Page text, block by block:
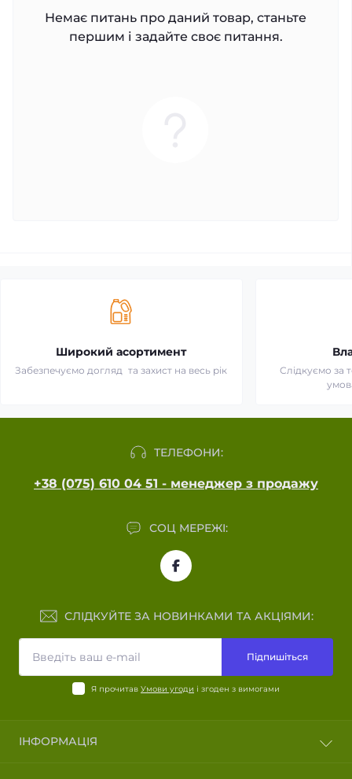
Немає питань про даний товар, станьте
першим і задайте своє питання.
Широкий асортимент
Забезпечуємо догляд та захист на весь рік
Слідкуємо за
ТЕЛЕФОНИ:
+38 (075) 610 04 51 - менеджер з продажу
СОЦ МЕРЕЖІ:
СЛІДКУЙТЕ ЗА НОВИНКАМИ ТА АКЦІЯМИ:
Підпишіться
Я прочитав Умови угоди і згоден з вимогами
ІНФОРМАЦІЯ